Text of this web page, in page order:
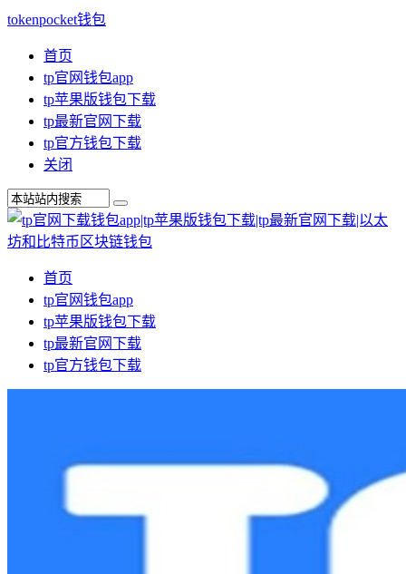
tokenpocket钱包
首页
tp官网钱包app
tp苹果版钱包下载
tp最新官网下载
tp官方钱包下载
关闭
首页
tp官网钱包app
tp苹果版钱包下载
tp最新官网下载
tp官方钱包下载